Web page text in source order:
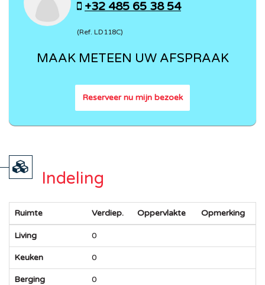
+32 485 65 38 54
(Ref. LD118C)
MAAK METEEN UW AFSPRAAK
Reserveer nu mijn bezoek
Indeling
Ruimte Verdiep. Oppervlakte Opmerking
Living 0
Keuken 0
Berging 0